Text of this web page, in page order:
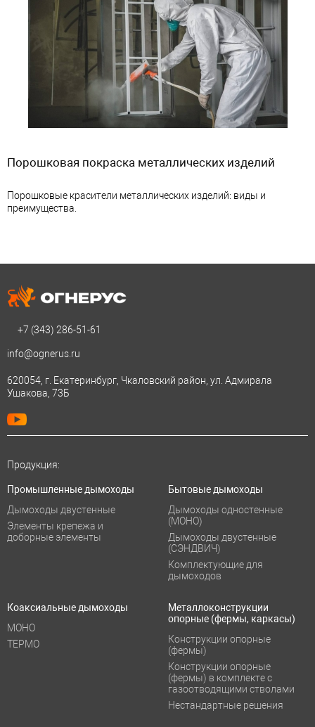
Порошковая покраска металлических изделий
Порошковые красители металлических изделий: виды и
преимущества.
+7 (343) 286-51-61
info@ognerus.ru
620054, г. Екатеринбург, Чкаловский район, ул. Адмирала
Ушакова, 73Б
Продукция:
Промышленные дымоходы
Дымоходы двустенные
Элементы крепежа и
доборные элементы
Бытовые дымоходы
Дымоходы одностенные
(МОНО)
Дымоходы двустенные
(СЭНДВИЧ)
Комплектующие для
дымоходов
Коаксиальные дымоходы
МОНО
ТЕРМО
Металлоконструкции
опорные (фермы, каркасы)
Конструкции опорные
(фермы)
Конструкции опорные
(фермы) в комплекте с
газоотводящими стволами
Нестандартные решения